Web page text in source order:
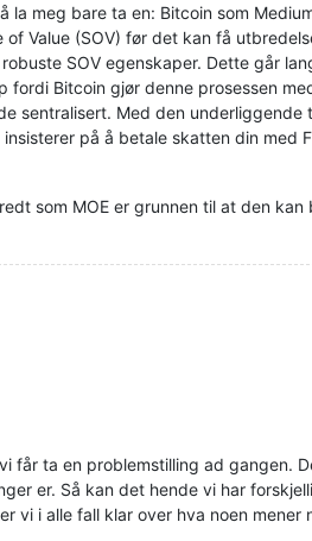
meg bare ta en: Bitcoin som
Value (SOV) før det kan få
SOV egenskaper. Dette går
Bitcoin gjør denne prosessen
sentralisert. Med den
på å betale skatten din med
som MOE er grunnen til at den
får ta en problemstilling ad gangen.
er. Så kan det hende vi har
vi i alle fall klar over hva noen mener